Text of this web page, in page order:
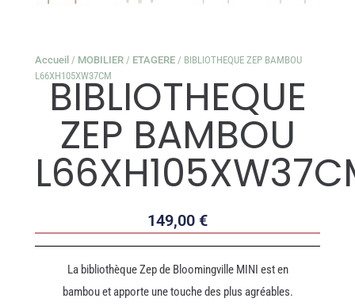
Accueil / MOBILIER / ETAGERE / BIBLIOTHEQUE ZEP BAMBOU
L66XH105XW37CM
BIBLIOTHEQUE
ZEP BAMBOU
149,00 €
La bibliothèque Zep de Bloomingville MINI est en
bambou et apporte une touche des plus agréables.